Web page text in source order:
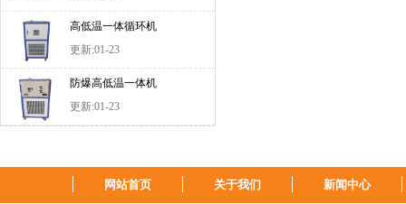
高低温一体循环机
更新:01-23
防爆高低温一体机
更新:01-23
网站首页 关于我们 新闻中心